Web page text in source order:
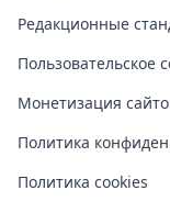
Редакционные
Пользовательское
Монетизация
Политика
Политика cookies